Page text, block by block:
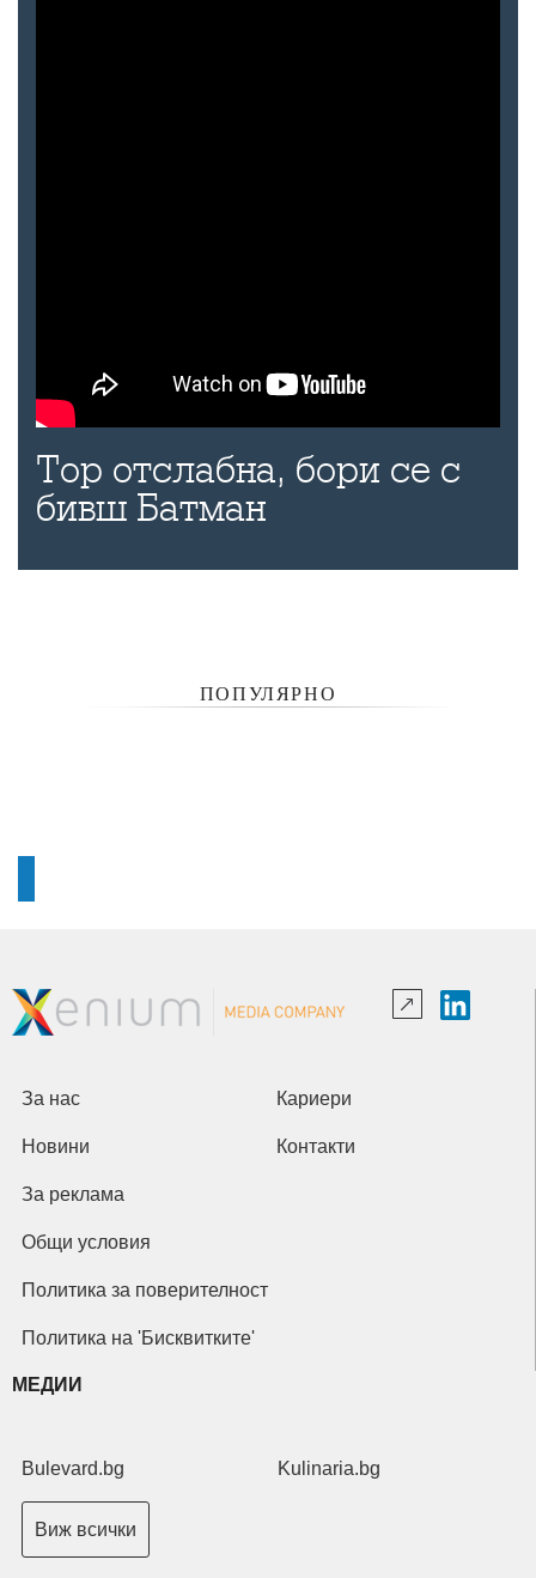
Тор отслабна, бори се с
бивш Батман
ПОПУЛЯРНО
За нас Кариери
Новини Контакти
За реклама
Общи условия
Политика за поверителност
Политика на 'Бисквитките'
МЕДИИ
Bulevard.bg Kulinaria.bg
Виж всички